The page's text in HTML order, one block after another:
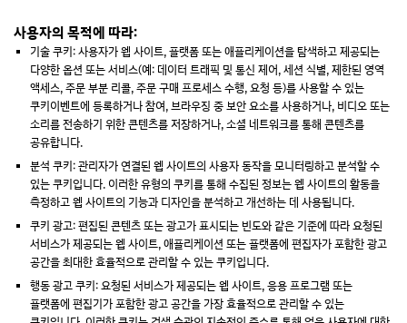
사용자의 목적에 따라:
기술 쿠키: 사용자가 웹 사이트, 플랫폼 또는 애플리케이션을 탐색하고 제공되는
다양한 옵션 또는 서비스(예: 데이터 트래픽 및 통신 제어, 세션 식별, 제한된 영역
액세스, 주문 부분 리콜, 주문 구매 프로세스 수행, 요청 등)를 사용할 수 있는
쿠키이벤트에 등록하거나 참여, 브라우징 중 보안 요소를 사용하거나, 비디오 또는
소리를 전송하기 위한 콘텐츠를 저장하거나, 소셜 네트워크를 통해 콘텐츠를
공유합니다.
분석 쿠키: 관리자가 연결된 웹 사이트의 사용자 동작을 모니터링하고 분석할 수
있는 쿠키입니다. 이러한 유형의 쿠키를 통해 수집된 정보는 웹 사이트의 활동을
측정하고 웹 사이트의 기능과 디자인을 분석하고 개선하는 데 사용됩니다.
쿠키 광고: 편집된 콘텐츠 또는 광고가 표시되는 빈도와 같은 기준에 따라 요청된
서비스가 제공되는 웹 사이트, 애플리케이션 또는 플랫폼에 편집자가 포함한 광고
공간을 최대한 효율적으로 관리할 수 있는 쿠키입니다.
행동 광고 쿠키: 요청된 서비스가 제공되는 웹 사이트, 응용 프로그램 또는
플랫폼에 편집기가 포함한 광고 공간을 가장 효율적으로 관리할 수 있는